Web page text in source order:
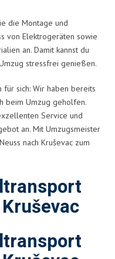
die Montage und
von Elektrogeräten sowie
an. Damit kannst du
stressfrei genießen.
sich: Wir haben bereits
beim Umzug geholfen.
Service und
an. Mit Umzugsmeister
nach Kruševac zum